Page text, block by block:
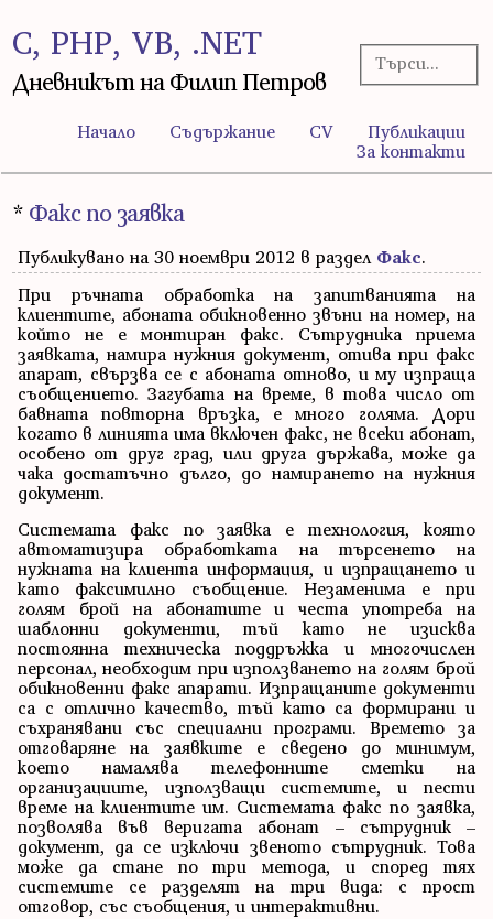
C, PHP, VB, .NET
Дневникът на Филип Петров
Начало Съдържание CV
Публикации
За контакти
* Факс по заявка
Публикувано на 30 ноември 2012 в раздел Факс.
При ръчната обработка на запитванията на
клиентите, абоната обикновенно звъни на номер, на
който не е монтиран факс. Сътрудника приема
заявката, намира нужния документ, отива при факс
апарат, свързва се с абоната отново, и му изпраща
съобщението. Загубата на време, в това число от
бавната повторна връзка, е много голяма. Дори
когато в линията има включен факс, не всеки абонат,
особено от друг град, или друга държава, може да
чака достатъчно дълго, до намирането на нужния
документ.
Системата факс по заявка е технология, която
автоматизира обработката на търсенето на
нужната на клиента информация, и изпращането и
като факсимилно съобщение. Незаменима е при
голям брой на абонатите и честа употреба на
шаблонни документи, тъй като не изисква
постоянна техническа поддръжка и многочислен
персонал, необходим при използването на голям брой
обикновенни факс апарати. Изпращаните документи
са с отлично качество, тъй като са формирани и
съхранявани със специални програми. Времето за
отговаряне на заявките е сведено до минимум,
което намалява телефонните сметки на
организациите, използващи системите, и пести
време на клиентите им. Системата факс по заявка,
позволява във веригата абонат – сътрудник –
документ, да се изключи звеното сътрудник. Това
може да стане по три метода, и според тях
системите се разделят на три вида: с прост
отговор, със съобщения, и интерактивни.